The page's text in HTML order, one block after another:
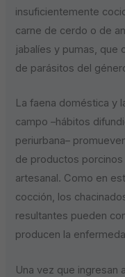
insuficientemente
carne de cerdo o de
jabalíes y pumas, que
de parásitos del
La faena doméstica y
campo –hábitos
periurbana–
de productos
artesanal. Como en
cocción, los
resultantes pueden
producen la
Una vez que ingresan